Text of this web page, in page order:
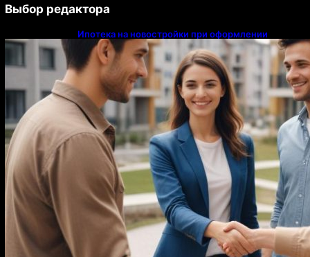
Выбор редактора
Ипотека на новостройки при оформлении
напрямую у застройщика